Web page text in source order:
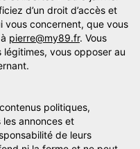
d’un droit d’accès et
vous concernent, que vous
pierre@my89.fr. Vous
vous opposer au
politiques,
annonces et
de leurs